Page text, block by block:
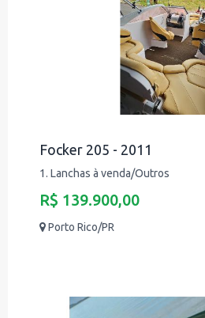
Focker 205 - 2011
1. Lanchas à venda/Outros
R$ 139.900,00
Porto Rico/PR